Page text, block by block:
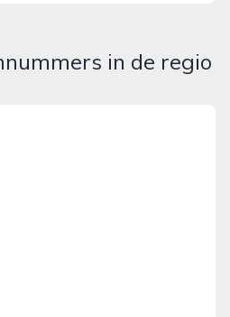
in de regio